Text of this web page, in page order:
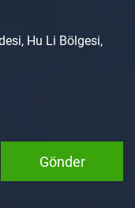
Hu Li Bölgesi,
Gönder